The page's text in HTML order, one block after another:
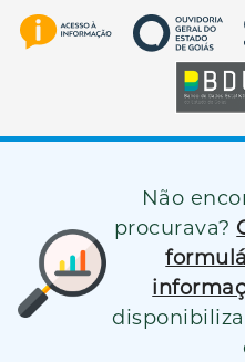
Não
procurava?